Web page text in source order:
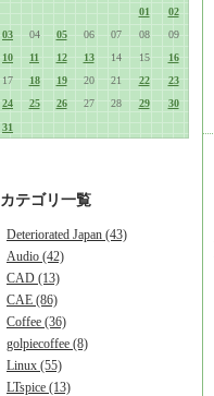
01
02
03
04 05 06 07 08
09
10
11 12 13 14 15
16
17
18 19 20 21 22
23
24
25 26 27 28 29
30
31
カテゴリ一覧
Deteriorated Japan (43)
Audio (42)
CAD (13)
CAE (86)
Coffee (36)
golpiecoffee (8)
Linux (55)
LTspice (13)